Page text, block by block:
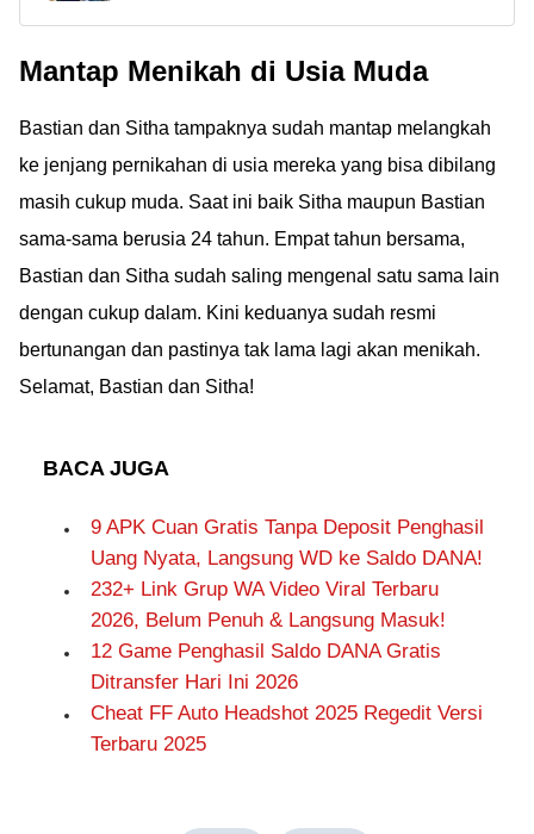
Lagu Basah-basah:
Hiburan
Sehat-sehat terus ya!
Mantap Menikah di Usia Muda
Bastian dan Sitha tampaknya sudah mantap melangkah
ke jenjang pernikahan di usia mereka yang bisa dibilang
masih cukup muda. Saat ini baik Sitha maupun Bastian
sama-sama berusia 24 tahun. Empat tahun bersama,
Bastian dan Sitha sudah saling mengenal satu sama lain
dengan cukup dalam. Kini keduanya sudah resmi
bertunangan dan pastinya tak lama lagi akan menikah.
Selamat, Bastian dan Sitha!
BACA JUGA
9 APK Cuan Gratis Tanpa Deposit Penghasil
Uang Nyata, Langsung WD ke Saldo DANA!
232+ Link Grup WA Video Viral Terbaru
2026, Belum Penuh & Langsung Masuk!
12 Game Penghasil Saldo DANA Gratis
Ditransfer Hari Ini 2026
Cheat FF Auto Headshot 2025 Regedit Versi
Terbaru 2025